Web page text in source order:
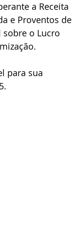
a Receita
e Proventos de
sobre o Lucro
para sua